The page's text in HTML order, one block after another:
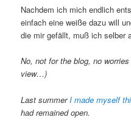
Nachdem ich mich endlich
einfach eine weiße dazu will
die mir gefällt, muß ich selber
No, not for the blog, no
view…)
Last summer I made myself
had remained open.